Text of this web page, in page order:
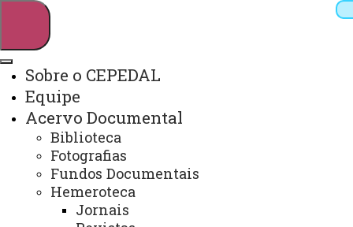
Webmail Sistemas
Arquivo Virtual
Sobre o CEPEDAL
Equipe
Acervo Documental
Biblioteca
Fotografias
Fundos Documentais
Hemeroteca
Jornais